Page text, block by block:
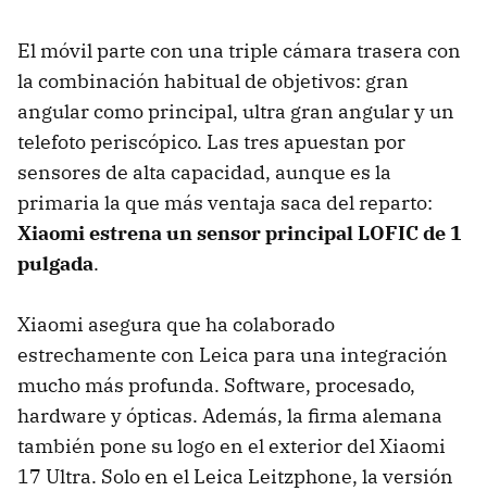
El móvil parte con una triple cámara trasera con
la combinación habitual de objetivos: gran
angular como principal, ultra gran angular y un
telefoto periscópico. Las tres apuestan por
sensores de alta capacidad, aunque es la
primaria la que más ventaja saca del reparto:
Xiaomi estrena un sensor principal LOFIC de 1
pulgada.
Xiaomi asegura que ha colaborado
estrechamente con Leica para una integración
mucho más profunda. Software, procesado,
hardware y ópticas. Además, la firma alemana
también pone su logo en el exterior del Xiaomi
17 Ultra. Solo en el Leica Leitzphone, la versión